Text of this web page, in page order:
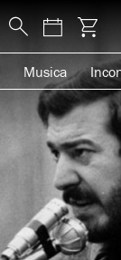
Musica